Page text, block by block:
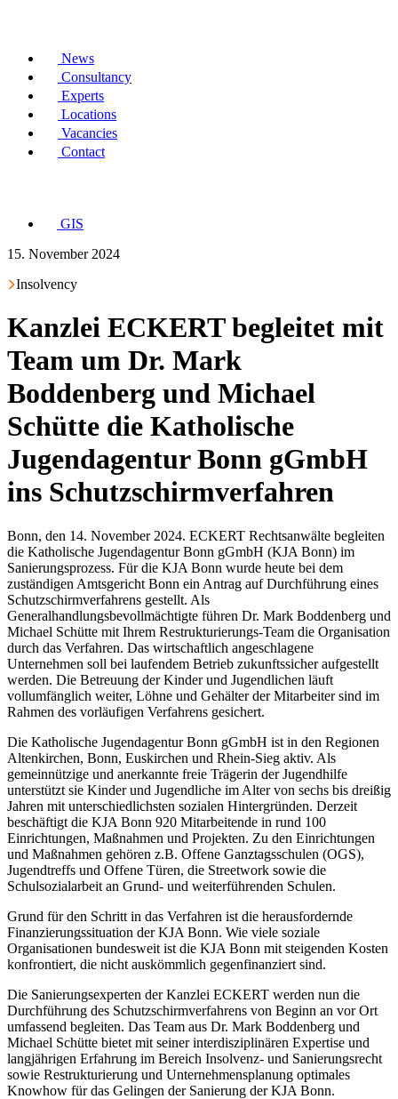
News
Consultancy
Experts
Locations
Vacancies
Contact
GIS
15. November 2024
Insolvency
Kanzlei ECKERT begleitet mit
Team um Dr. Mark
Boddenberg und Michael
Schütte die Katholische
Jugendagentur Bonn gGmbH
ins Schutzschirmverfahren
Bonn, den 14. November 2024. ECKERT Rechtsanwälte begleiten
die Katholische Jugendagentur Bonn gGmbH (KJA Bonn) im
Sanierungsprozess. Für die KJA Bonn wurde heute bei dem
zuständigen Amtsgericht Bonn ein Antrag auf Durchführung eines
Schutzschirmverfahrens gestellt. Als
Generalhandlungsbevollmächtigte führen Dr. Mark Boddenberg und
Michael Schütte mit Ihrem Restrukturierungs-Team die Organisation
durch das Verfahren. Das wirtschaftlich angeschlagene
Unternehmen soll bei laufendem Betrieb zukunftssicher aufgestellt
werden. Die Betreuung der Kinder und Jugendlichen läuft
vollumfänglich weiter, Löhne und Gehälter der Mitarbeiter sind im
Rahmen des vorläufigen Verfahrens gesichert.
Die Katholische Jugendagentur Bonn gGmbH ist in den Regionen
Altenkirchen, Bonn, Euskirchen und Rhein-Sieg aktiv. Als
gemeinnützige und anerkannte freie Trägerin der Jugendhilfe
unterstützt sie Kinder und Jugendliche im Alter von sechs bis dreißig
Jahren mit unterschiedlichsten sozialen Hintergründen. Derzeit
beschäftigt die KJA Bonn 920 Mitarbeitende in rund 100
Einrichtungen, Maßnahmen und Projekten. Zu den Einrichtungen
und Maßnahmen gehören z.B. Offene Ganztagsschulen (OGS),
Jugendtreffs und Offene Türen, die Streetwork sowie die
Schulsozialarbeit an Grund- und weiterführenden Schulen.
Grund für den Schritt in das Verfahren ist die herausfordernde
Finanzierungssituation der KJA Bonn. Wie viele soziale
Organisationen bundesweit ist die KJA Bonn mit steigenden Kosten
konfrontiert, die nicht auskömmlich gegenfinanziert sind.
Die Sanierungsexperten der Kanzlei ECKERT werden nun die
Durchführung des Schutzschirmverfahrens von Beginn an vor Ort
umfassend begleiten. Das Team aus Dr. Mark Boddenberg und
Michael Schütte bietet mit seiner interdisziplinären Expertise und
langjährigen Erfahrung im Bereich Insolvenz- und Sanierungsrecht
sowie Restrukturierung und Unternehmensplanung optimales
Knowhow für das Gelingen der Sanierung der KJA Bonn.